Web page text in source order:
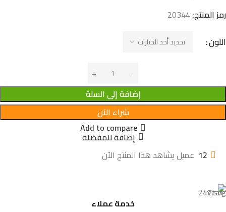
رمز المنتج:20344
اللون
إضافة إلى السلة
شراء الآن
Add to compare
إضافة للمفضلة
12 عميل يشاهد هذا المنتج الآن
خدمة عملاء